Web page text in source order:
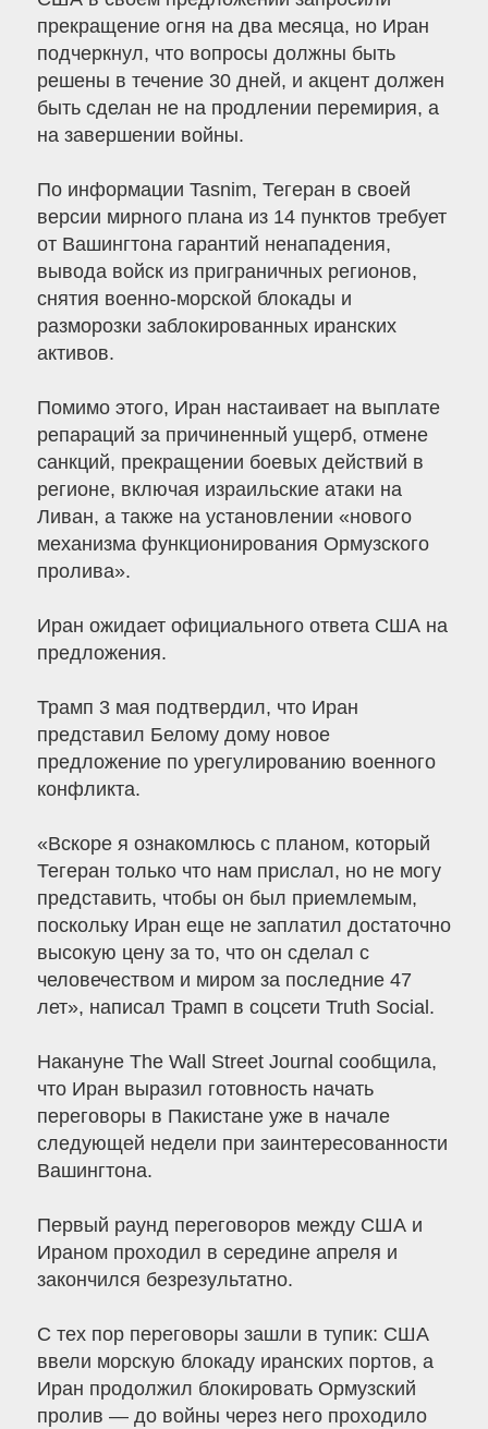
прекращение огня на два месяца, но Иран
подчеркнул, что вопросы должны быть
решены в течение 30 дней, и акцент должен
быть сделан не на продлении перемирия, а
на завершении войны.
По информации Tasnim, Тегеран в своей
версии мирного плана из 14 пунктов требует
от Вашингтона гарантий ненападения,
вывода войск из приграничных регионов,
снятия военно-морской блокады и
разморозки заблокированных иранских
активов.
Помимо этого, Иран настаивает на выплате
репараций за причиненный ущерб, отмене
санкций, прекращении боевых действий в
регионе, включая израильские атаки на
Ливан, а также на установлении «нового
механизма функционирования Ормузского
пролива».
Иран ожидает официального ответа США на
предложения.
Трамп 3 мая подтвердил, что Иран
представил Белому дому новое
предложение по урегулированию военного
конфликта.
«Вскоре я ознакомлюсь с планом, который
Тегеран только что нам прислал, но не могу
представить, чтобы он был приемлемым,
поскольку Иран еще не заплатил достаточно
высокую цену за то, что он сделал с
человечеством и миром за последние 47
лет», написал Трамп в соцсети Truth Social.
Накануне The Wall Street Journal сообщила,
что Иран выразил готовность начать
переговоры в Пакистане уже в начале
следующей недели при заинтересованности
Вашингтона.
Первый раунд переговоров между США и
Ираном проходил в середине апреля и
закончился безрезультатно.
С тех пор переговоры зашли в тупик: США
ввели морскую блокаду иранских портов, а
Иран продолжил блокировать Ормузский
пролив — до войны через него проходило